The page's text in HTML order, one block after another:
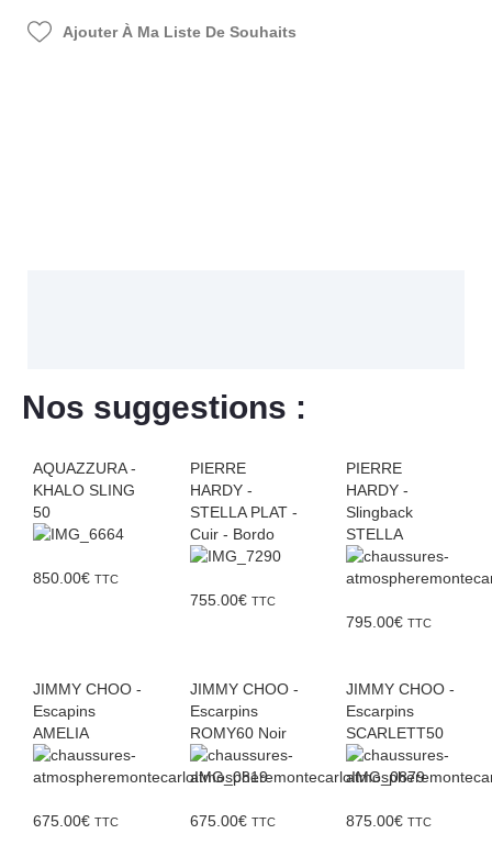
Ajouter À Ma Liste De Souhaits
Nos suggestions :
AQUAZZURA -
KHALO SLING
50
850.00€ TTC
PIERRE
HARDY -
STELLA PLAT -
Cuir - Bordo
755.00€ TTC
PIERRE
HARDY -
Slingback
STELLA
795.00€ TTC
JIMMY CHOO -
Escapins
AMELIA
675.00€ TTC
JIMMY CHOO -
Escarpins
ROMY60 Noir
675.00€ TTC
JIMMY CHOO -
Escarpins
SCARLETT50
875.00€ TTC